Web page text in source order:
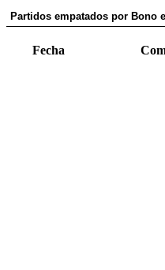
Partidos empatados por Bono
Fecha